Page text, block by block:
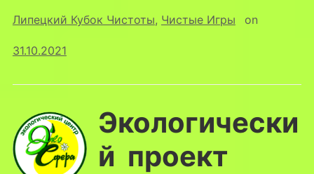
Липецкий Кубок Чистоты, Чистые Игры on
31.10.2021
Экологически
й проект